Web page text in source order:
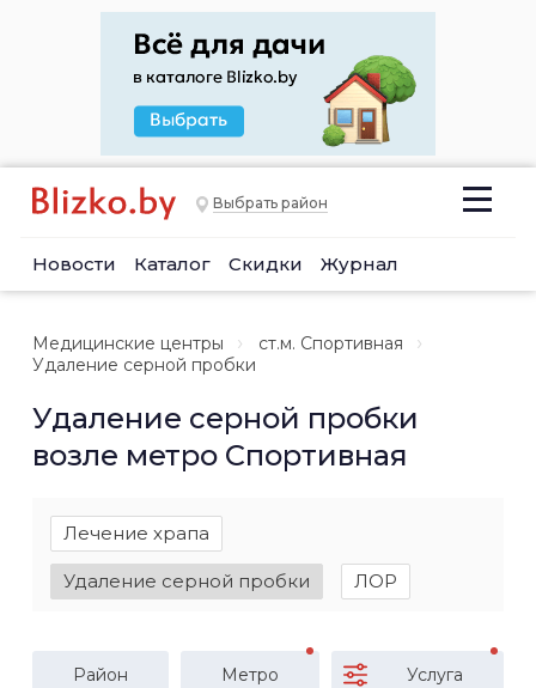
Выбрать район
Новости Каталог Скидки Журнал
Медицинские центры
ст.м. Спортивная
Удаление серной пробки
Удаление серной пробки
возле метро Спортивная
Лечение храпа
Удаление серной пробки ЛОР
Район Метро Услуга